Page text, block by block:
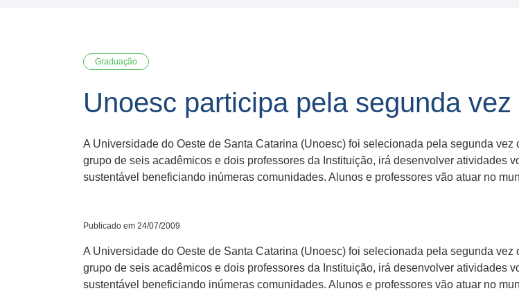
Graduação
Unoesc participa pela segunda
A Universidade do Oeste de Santa Catarina (Unoesc) foi selecionada pela segunda
grupo de seis acadêmicos e dois professores da Instituição, irá desenvolver atividades
sustentável beneficiando inúmeras comunidades. Alunos e professores vão atuar no
Publicado em 24/07/2009
A Universidade do Oeste de Santa Catarina (Unoesc) foi selecionada pela segunda
grupo de seis acadêmicos e dois professores da Instituição, irá desenvolver atividades
sustentável beneficiando inúmeras comunidades. Alunos e professores vão atuar no